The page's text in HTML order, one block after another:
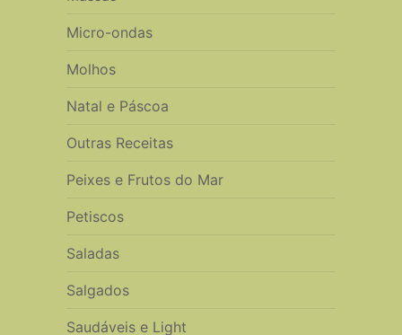
Micro-ondas
Molhos
Natal e Páscoa
Outras Receitas
Peixes e Frutos do Mar
Petiscos
Saladas
Salgados
Saudáveis e Light